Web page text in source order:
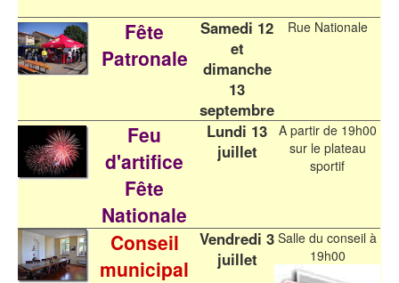
Fête
Patronale
Samedi 12
et
dimanche
13
septembre
Rue Nationale
Feu
d'artifice
Fête
Nationale
Lundi 13
juillet
A partir de 19h00
sur le plateau
sportif
Conseil
municipal
Vendredi 3
juillet
Salle du conseil à
19h00